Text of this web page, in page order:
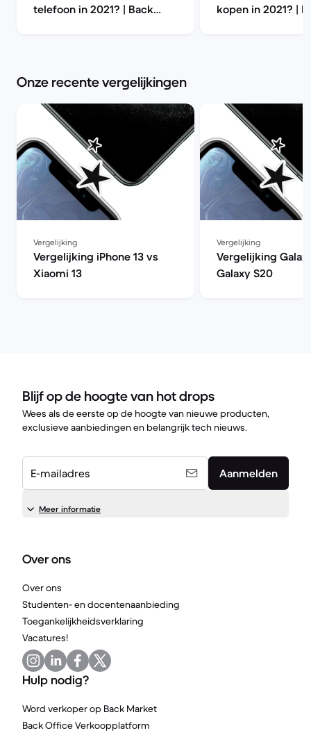
telefoon in 2021? | Back
kopen in 2021? |
Onze recente vergelijkingen
Vergelijking
Vergelijking iPhone 13 vs
Xiaomi 13
Vergelijking
Vergelijking
Galaxy S20
Blijf op de hoogte van hot drops
Wees als de eerste op de hoogte van nieuwe producten,
exclusieve aanbiedingen en belangrijk tech nieuws.
E-mailadres Aanmelden
Meer informatie
Over ons
Over ons
Studenten- en docentenaanbieding
Toegankelijkheidsverklaring
Vacatures!
Hulp nodig?
Word verkoper op Back Market
Back Office Verkoopplatform